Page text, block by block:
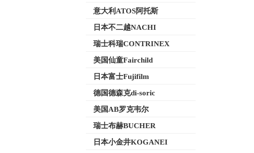
意大利ATOS阿托斯
日本不二越NACHI
瑞士科瑞CONTRINEX
美国仙童Fairchild
日本富士Fujifilm
德国德森克di-soric
美国AB罗克韦尔
瑞士布赫BUCHER
日本小金井KOGANEI